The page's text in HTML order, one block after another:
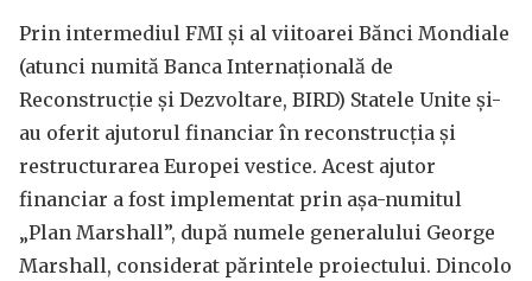
Prin intermediul FMI și al viitoarei Bănci Mondiale
(atunci numită Banca Internaţională de
Reconstrucţie şi Dezvoltare, BIRD) Statele Unite şi-
au oferit ajutorul financiar în reconstrucția și
restructurarea Europei vestice. Acest ajutor
financiar a fost implementat prin așa-numitul
„Plan Marshall”, după numele generalului George
Marshall, considerat părintele proiectului. Dincolo